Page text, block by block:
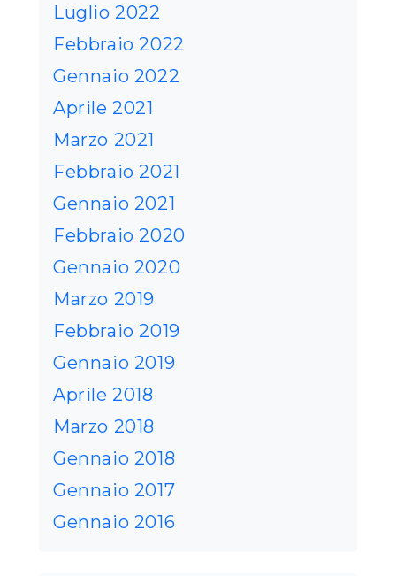
Luglio 2022
Febbraio 2022
Gennaio 2022
Aprile 2021
Marzo 2021
Febbraio 2021
Gennaio 2021
Febbraio 2020
Gennaio 2020
Marzo 2019
Febbraio 2019
Gennaio 2019
Aprile 2018
Marzo 2018
Gennaio 2018
Gennaio 2017
Gennaio 2016